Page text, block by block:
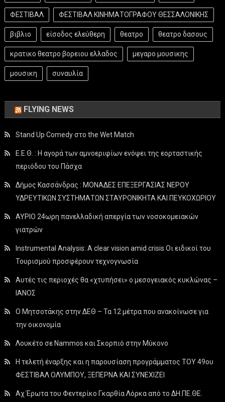
ΦΕΣΤΙΒΑΛ ΦΕΣΤΙΒΑΛ ΚΙΝΗΜΑΤΟΓΡΑΦΟΥ ΘΕΣΣΑΛΟΝΙΚΗΣ
βιβλιο είσοδος ελεύθερη θεατρο θεατρο δασους
κρατικο θεατρο βορειου ελλαδος μεγαρο μουσικης
μουσικη συναυλία
FLYING NEWS
Stand Up Comedy στο the Wet Match
Ε.Ε.Θ. : Η αγορά των αμνοεριφίων ενόψει της εορταστικής
περιόδου του Πάσχα
Δήμος Κασσάνδρας : ΜΟΝΑΔΕΣ ΕΠΕΞΕΡΓΑΣΙΑΣ ΝΕΡΟΥ
ΥΔΡΕΥΤΙΚΩΝ ΣΥΣΤΗΜΑΤΩΝ ΣΤΑΥΡΟΝΙΚΗΤΑ ΚΑΙ ΠΕΥΚΟΧΩΡΙΟΥ
ΑΥΡΙΟ 24ωρη πανελλαδική απεργία των νοσοκομειακών
γιατρών
Instrumental Analysis: A clear vision amid crisis Οι ειδικοί του
Τουρισμού προσφέρουν τεχνογνωσία
Αυτές τις περιοχές θα «χτυπήσει» ο μεσογειακός κυκλώνας –
ΙΑΝΟΣ
Ο Μητσοτάκης στην ΔΕΘ – Τα 12 μέτρα που ανακοίνωσε για
την οικονομία
Λουκέτο σε Nammos και Σκορπιό στην Μύκονο
Η τελετή έναρξης και η παρουσίαση προγράμματος ΤΟΥ 49ου
ΦΕΣΤΙΒΑΛ ΟΛΥΜΠΟΥ, ΞΕΠΕΡΝΑ ΚΑΙ ΣΥΝΕΧΙΖΕΙ
Αχ Έρωτα του Φεντερίκο Γκαρθία Λόρκα από το ΔΗ.ΠΕ.ΘΕ.